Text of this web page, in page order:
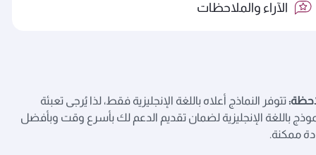
الآراء والملاحظات
تتوفر النماذج أعلاه باللغة الإنجليزية فقط، لذا يُرجى تعبئة
باللغة الإنجليزية لضمان تقديم الدعم لك بأسرع وقت وبأفضل
ممكنة.